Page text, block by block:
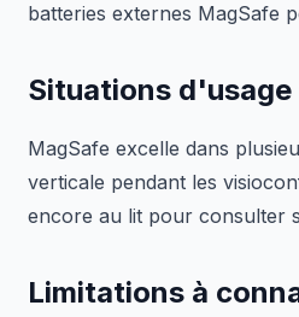
batteries externes MagSafe
Situations
MagSafe excelle dans
verticale pendant les
encore au lit pour consulter
Limitations à